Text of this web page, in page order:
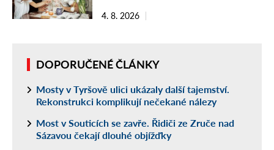
4. 8. 2026
DOPORUČENÉ ČLÁNKY
Mosty v Tyršově ulici ukázaly další tajemství.
Rekonstrukci komplikují nečekané nálezy
Most v Souticích se zavře. Řidiči ze Zruče nad
Sázavou čekají dlouhé objížďky